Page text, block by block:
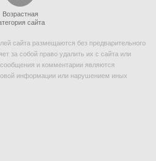
Возрастная
сайта
сайта размещаются без предварительного
за собой право удалить их с сайта или
и комментарии являются
информации или нарушением иных